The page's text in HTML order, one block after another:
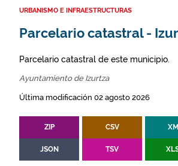
URBANISMO E INFRAESTRUCTURAS
Parcelario catastral -
Parcelario catastral de este municipio.
Ayuntamiento de Izurtza
Última modificación 02 agosto 2026
ZIP CSV
JSON TSV